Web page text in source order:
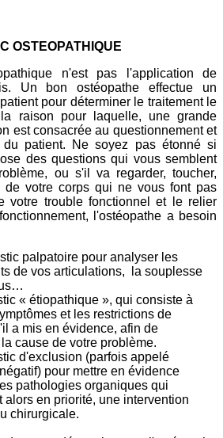
OSTEOPATHIQUE
n'est pas l'application de
Un bon ostéopathe effectue un
pour déterminer le traitement le
raison pour laquelle, une grande
est consacrée au questionnement et
patient. Ne soyez pas étonné si
des questions qui vous semblent
ou s'il va regarder, toucher,
de votre corps qui ne vous font pas
votre trouble fonctionnel et le relier
l'ostéopathe a besoin
palpatoire pour analyser les
de vos articulations, la souplesse
« étiopathique », qui consiste à
et les restrictions de
a mis en évidence, afin de
cause de votre problème.
d'exclusion (parfois appelé
pour mettre en évidence
pathologies organiques qui
alors en priorité, une intervention
chirurgicale.